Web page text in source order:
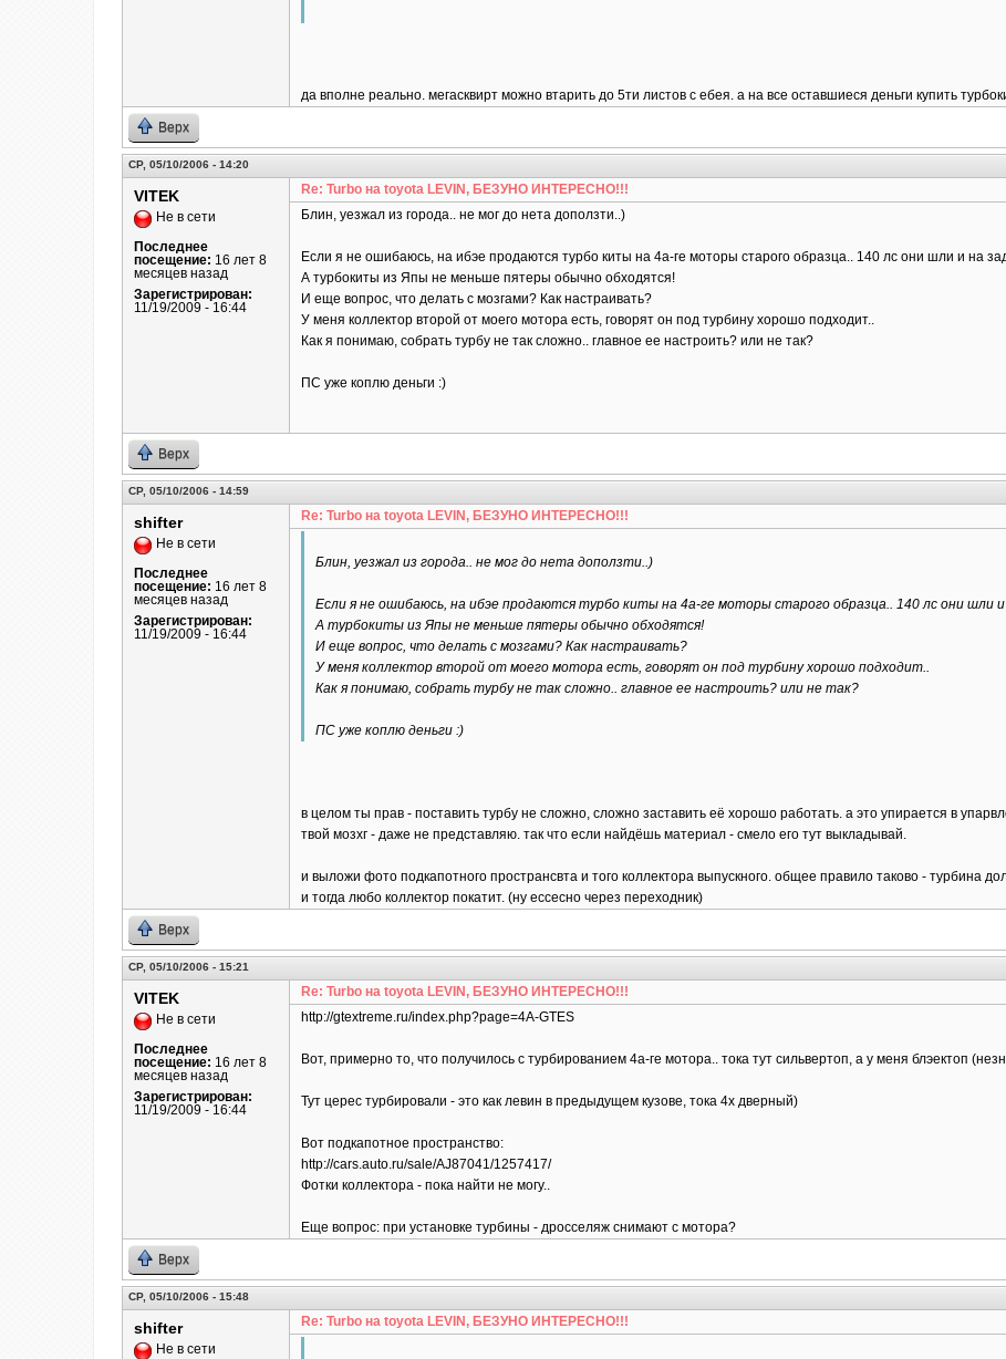
да вполне реально. мегасквирт можно втарить до 5ти листов с ебея. а на все оставшиеся деньги купить
Верх
СР, 05/10/2006 - 14:20
VITEK
Не в сети
Последнее
посещение: 16 лет 8
месяцев назад
Зарегистрирован:
11/19/2009 - 16:44
Re: Turbo на toyota LEVIN, БЕЗУНО ИНТЕРЕСНО!!!
Блин, уезжал из города.. не мог до нета доползти..)
Если я не ошибаюсь, на ибэе продаются турбо киты на 4а-ге моторы старого образца.. 140 лс они шли и на
А турбокиты из Япы не меньше пятеры обычно обходятся!
И еще вопрос, что делать с мозгами? Как настраивать?
У меня коллектор второй от моего мотора есть, говорят он под турбину хорошо подходит..
Как я понимаю, собрать турбу не так сложно.. главное ее настроить? или не так?
ПС уже коплю деньги :)
Верх
СР, 05/10/2006 - 14:59
shifter
Не в сети
Последнее
посещение: 16 лет 8
месяцев назад
Зарегистрирован:
11/19/2009 - 16:44
Re: Turbo на toyota LEVIN, БЕЗУНО ИНТЕРЕСНО!!!
Блин, уезжал из города.. не мог до нета доползти..)
Если я не ошибаюсь, на ибэе продаются турбо киты на 4а-ге моторы старого образца.. 140 лс они шли и
А турбокиты из Япы не меньше пятеры обычно обходятся!
И еще вопрос, что делать с мозгами? Как настраивать?
У меня коллектор второй от моего мотора есть, говорят он под турбину хорошо подходит..
Как я понимаю, собрать турбу не так сложно.. главное ее настроить? или не так?
ПС уже коплю деньги :)
в целом ты прав - поставить турбу не сложно, сложно заставить её хорошо работать. а это упирается в
твой мозхг - даже не представляю. так что если найдёшь материал - смело его тут выкладывай.
и выложи фото подкапотного пространсвта и того коллектора выпускного. общее правило таково - турбина
и тогда любо коллектор покатит. (ну ессесно через переходник)
Верх
СР, 05/10/2006 - 15:21
VITEK
Не в сети
Последнее
посещение: 16 лет 8
месяцев назад
Зарегистрирован:
11/19/2009 - 16:44
Re: Turbo на toyota LEVIN, БЕЗУНО ИНТЕРЕСНО!!!
http://gtextreme.ru/index.php?page=4A-GTES
Вот, примерно то, что получилось с турбированием 4а-ге мотора.. тока тут сильвертоп, а у меня блэектоп
Тут церес турбировали - это как левин в предыдущем кузове, тока 4х дверный)
Вот подкапотное пространство:
http://cars.auto.ru/sale/AJ87041/1257417/
Фотки коллектора - пока найти не могу..
Еще вопрос: при установке турбины - дросселяж снимают с мотора?
Верх
СР, 05/10/2006 - 15:48
shifter
Не в сети
Re: Turbo на toyota LEVIN, БЕЗУНО ИНТЕРЕСНО!!!